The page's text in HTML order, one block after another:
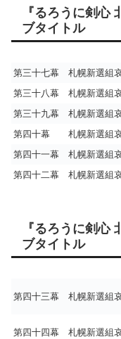
『るろうに剣心
ブタイトル
第三十七幕 札幌新選組
第三十八幕 札幌新選組
第三十九幕 札幌新選組
第四十幕 札幌新選組哀
第四十一幕 札幌新選組
第四十二幕 札幌新選組
『るろうに剣心
ブタイトル
第四十三幕 札幌新選組
第四十四幕 札幌新選組